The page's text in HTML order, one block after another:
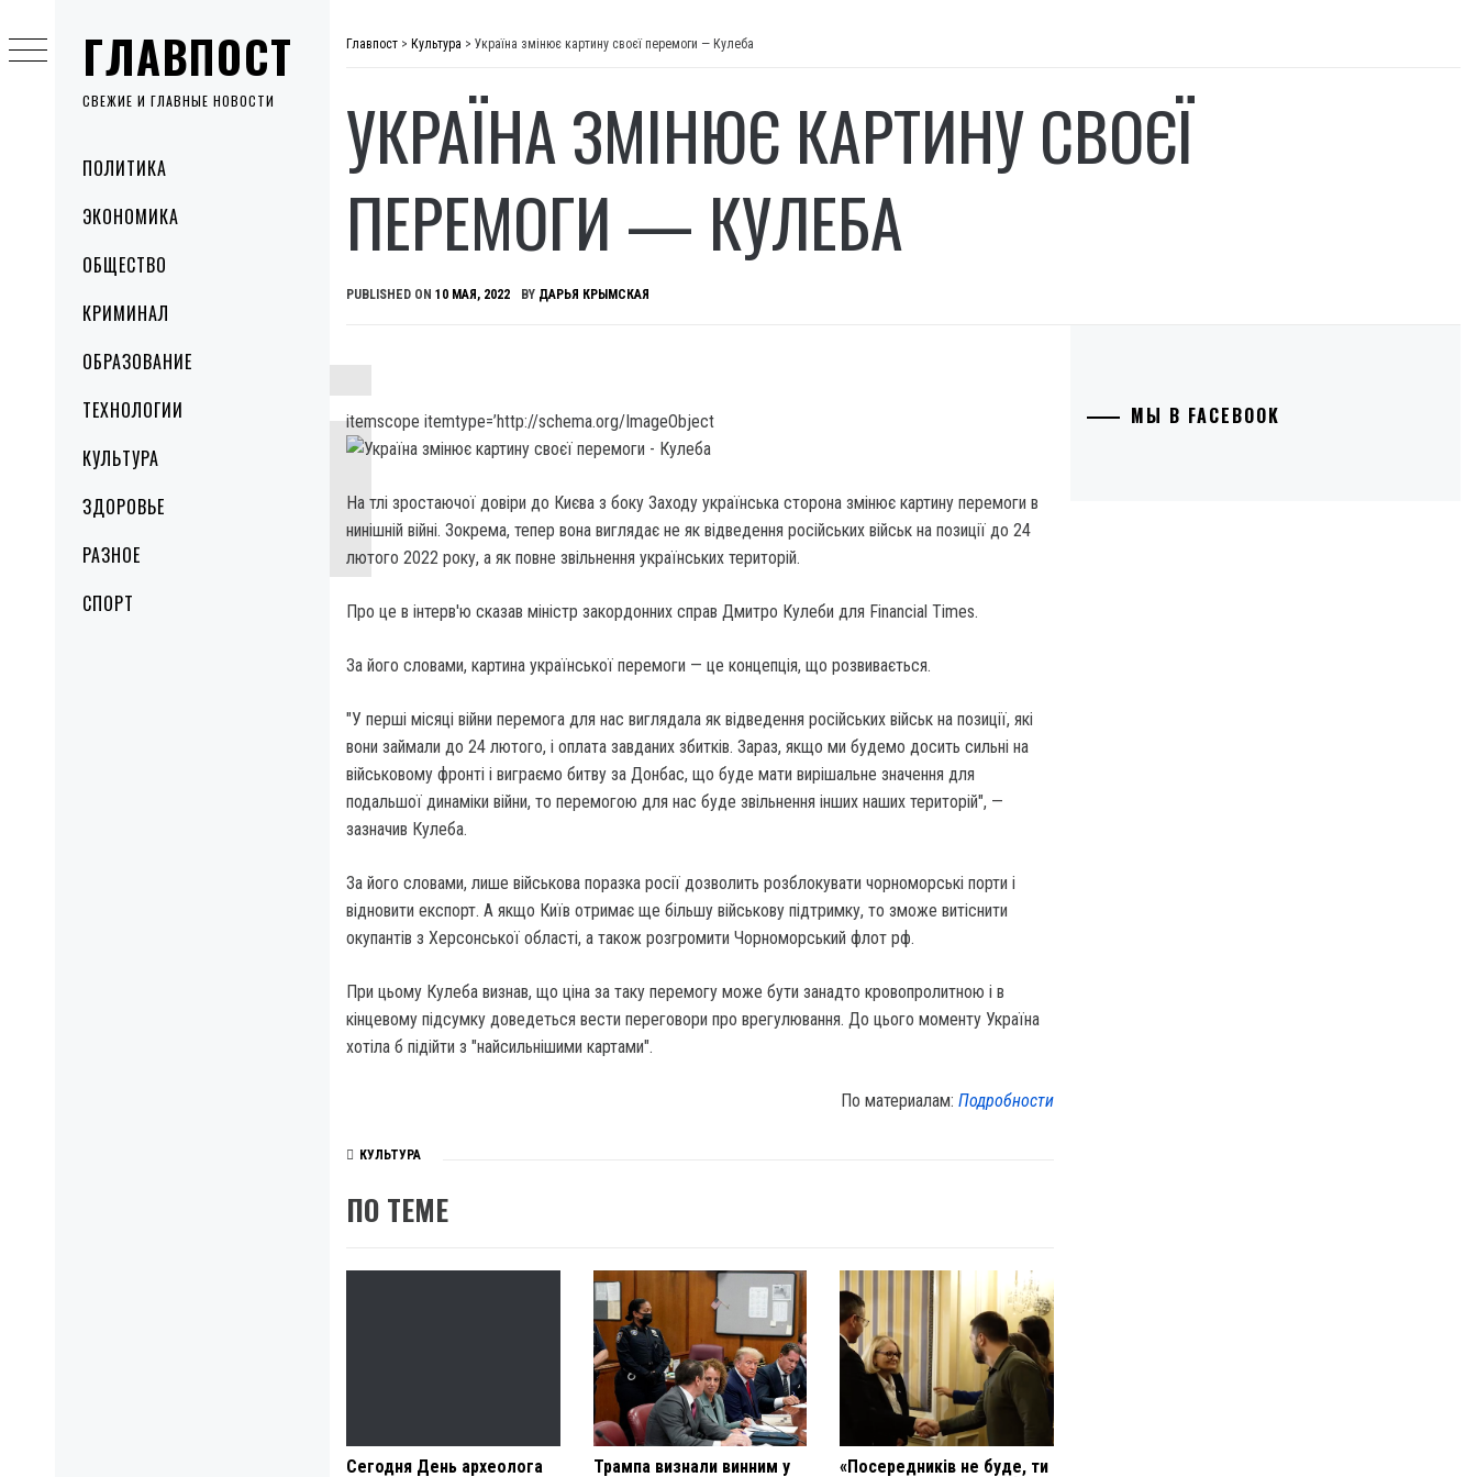
ГЛАВПОСТ
СВЕЖИЕ И ГЛАВНЫЕ НОВОСТИ
MenuПОЛИТИКА
ЭКОНОМИКА
ОБЩЕСТВО
КРИМИНАЛ
ОБРАЗОВАНИЕ
ТЕХНОЛОГИИ
КУЛЬТУРА
ЗДОРОВЬЕ
РАЗНОЕ
СПОРТ
to
content
Главпост > Культура > Україна змінює картину своєї перемоги — Кулеба
УКРАЇНА ЗМІНЮЄ КАРТИНУ СВОЄЇ
ПЕРЕМОГИ — КУЛЕБА
PUBLISHED ON 10 МАЯ, 2022 BY ДАРЬЯ КРЫМСКАЯ
itemscope itemtype=’http://schema.org/ImageObject
На тлі зростаючої довіри до Києва з боку Заходу українська сторона змінює картину перемоги в
нинішній війні. Зокрема, тепер вона виглядає не як відведення російських військ на позиції до 24
лютого 2022 року, а як повне звільнення українських територій.
Про це в інтерв'ю сказав міністр закордонних справ Дмитро Кулеби для Financial Times.
За його словами, картина української перемоги — це концепція, що розвивається.
"У перші місяці війни перемога для нас виглядала як відведення російських військ на позиції, які
вони займали до 24 лютого, і оплата завданих збитків. Зараз, якщо ми будемо досить сильні на
військовому фронті і виграємо битву за Донбас, що буде мати вирішальне значення для
подальшої динаміки війни, то перемогою для нас буде звільнення інших наших територій", —
зазначив Кулеба.
За його словами, лише військова поразка росії дозволить розблокувати чорноморські порти і
відновити експорт. А якщо Київ отримає ще більшу військову підтримку, то зможе витіснити
окупантів з Херсонської області, а також розгромити Чорноморський флот рф.
При цьому Кулеба визнав, що ціна за таку перемогу може бути занадто кровопролитною і в
кінцевому підсумку доведеться вести переговори про врегулювання. До цього моменту Україна
хотіла б підійти з "найсильнішими картами".
По материалам:Подробности
КУЛЬТУРА
ПО ТЕМЕ
Сегодня День археолога
Трампа визнали винним у
«Посередників не буде, ти
МЫ В FACEBOOK